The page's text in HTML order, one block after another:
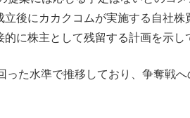
後にカカクコムが実施する自社株
に株主として残留する計画を示し
た水準で推移しており、争奪戦